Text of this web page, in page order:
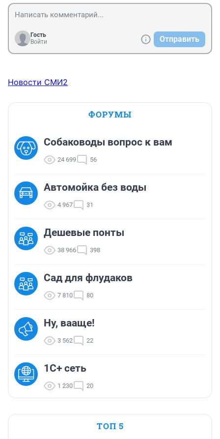
Гость
Войти
Отправить
Новости СМИ2
ФОРУМЫ
Собаководы вопрос к вам
24 699 56
Автомойка без воды
4 967 31
Дешевые понты
38 966 398
Сад для флудаков
7 810 80
Ну, вааще!
3 562 22
1С+ сеть
1 230 20
ТОП 5